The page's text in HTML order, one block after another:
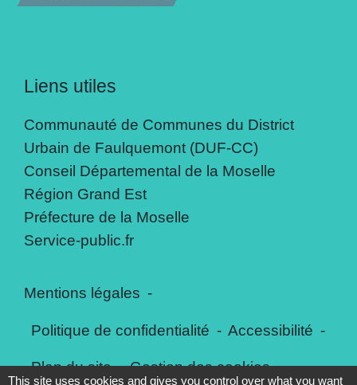
Liens utiles
Communauté de Communes du District
Urbain de Faulquemont (DUF-CC)
Conseil Départemental de la Moselle
Région Grand Est
Préfecture de la Moselle
Service-public.fr
Mentions légales -
Politique de confidentialité - Accessibilité -
Plan du site - Gestion des cookies
This site uses cookies and gives you control over what you want